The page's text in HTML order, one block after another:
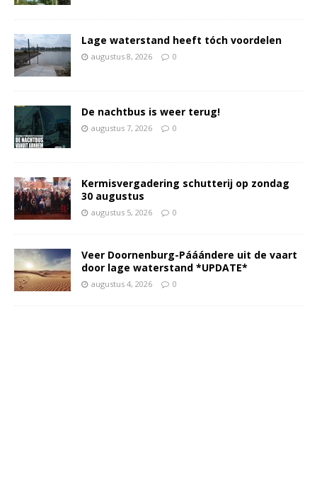
Lage waterstand heeft tóch voordelen
augustus 8, 2026 0
De nachtbus is weer terug!
augustus 7, 2026 0
Kermisvergadering schutterij op zondag
30 augustus
augustus 5, 2026 0
Veer Doornenburg-Pááándere uit de vaart
door lage waterstand *UPDATE*
augustus 4, 2026 0